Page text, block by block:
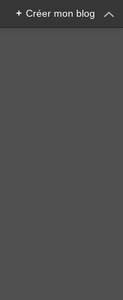
+ Créer mon blog